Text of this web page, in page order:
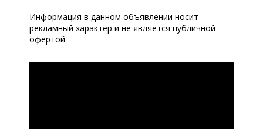
Информация в данном объявлении носит
рекламный характер и не является публичной
офертой